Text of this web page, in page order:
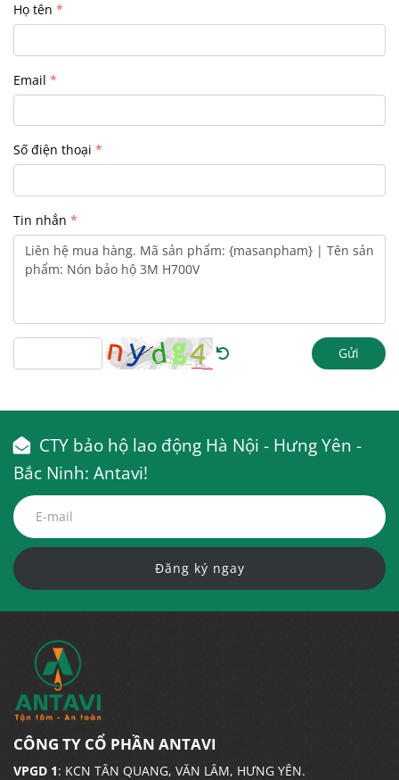
Họ tên
Email
Số điện thoại
Tin nhắn
Gửi
CTY bảo hộ lao động Hà Nội - Hưng Yên -
Bắc Ninh: Antavi!
Đăng ký ngay
CÔNG TY CỔ PHẦN ANTAVI
VPGD 1: KCN TÂN QUANG, VĂN LÂM, HƯNG YÊN.